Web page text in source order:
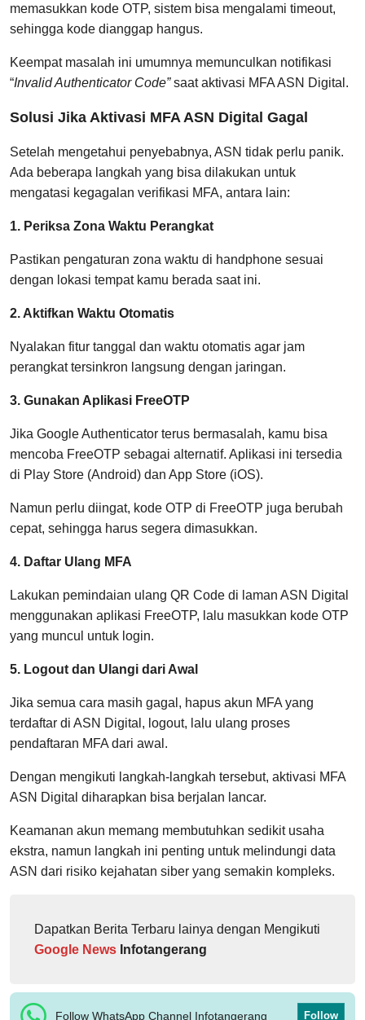
memasukkan kode OTP, sistem bisa mengalami timeout,
sehingga kode dianggap hangus.
Keempat masalah ini umumnya memunculkan notifikasi
“Invalid Authenticator Code”saat aktivasi MFA ASN Digital.
Solusi Jika Aktivasi MFA ASN Digital Gagal
Setelah mengetahui penyebabnya, ASN tidak perlu panik.
Ada beberapa langkah yang bisa dilakukan untuk
mengatasi kegagalan verifikasi MFA, antara lain:
1. Periksa Zona Waktu Perangkat
Pastikan pengaturan zona waktu di handphone sesuai
dengan lokasi tempat kamu berada saat ini.
2. Aktifkan Waktu Otomatis
Nyalakan fitur tanggal dan waktu otomatis agar jam
perangkat tersinkron langsung dengan jaringan.
3. Gunakan Aplikasi FreeOTP
Jika Google Authenticator terus bermasalah, kamu bisa
mencoba FreeOTP sebagai alternatif. Aplikasi ini tersedia
di Play Store (Android) dan App Store (iOS).
Namun perlu diingat, kode OTP di FreeOTP juga berubah
cepat, sehingga harus segera dimasukkan.
4. Daftar Ulang MFA
Lakukan pemindaian ulang QR Code di laman ASN Digital
menggunakan aplikasi FreeOTP, lalu masukkan kode OTP
yang muncul untuk login.
5. Logout dan Ulangi dari Awal
Jika semua cara masih gagal, hapus akun MFA yang
terdaftar di ASN Digital, logout, lalu ulang proses
pendaftaran MFA dari awal.
Dengan mengikuti langkah-langkah tersebut, aktivasi MFA
ASN Digital diharapkan bisa berjalan lancar.
Keamanan akun memang membutuhkan sedikit usaha
ekstra, namun langkah ini penting untuk melindungi data
ASN dari risiko kejahatan siber yang semakin kompleks.
Dapatkan Berita Terbaru lainya dengan Mengikuti
Google News Infotangerang
Follow WhatsApp Channel Infotangerang Follow